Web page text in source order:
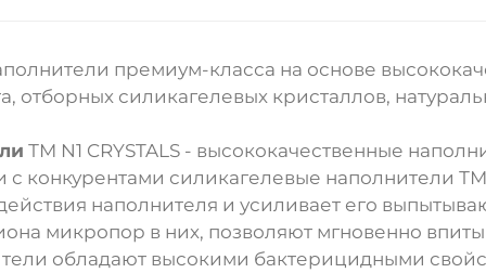
премиум-класса на основе
отборных силикагелевых кристаллов,
ТМ N1 CRYSTALS - высококачественные
силикагелевые наполнители ТМ
наполнителя и усиливает его
микропор в них, позволяют мгновенно
обладают высокими бактерицидными